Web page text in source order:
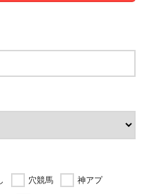
穴競馬
神アプ